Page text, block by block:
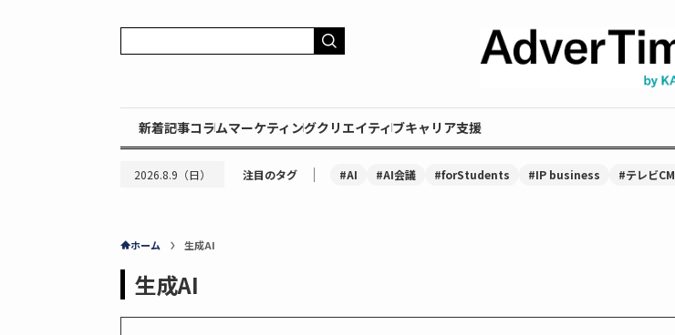
新着記事コラムマーケティングクリエイティブキャリア支援
2026.8.9（日） 注目のタグ ｜ #AI #AI会議 #forStudents #IP business #テレビCM
ホーム 生成AI
生成AI